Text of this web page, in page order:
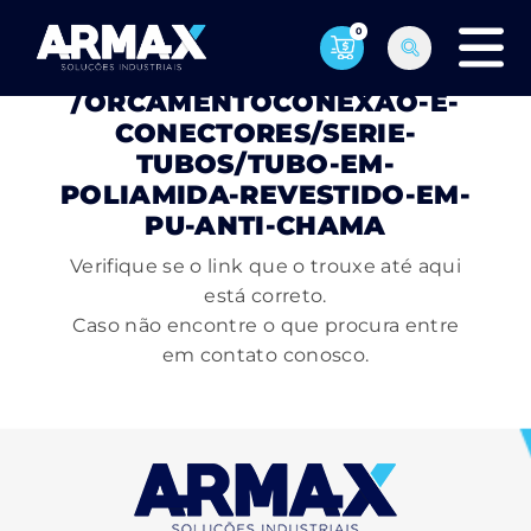
0
PÁGINA NÃO ENCONTRADA
/ORCAMENTOCONEXAO-E-
CONECTORES/SERIE-
TUBOS/TUBO-EM-
POLIAMIDA-REVESTIDO-EM-
PU-ANTI-CHAMA
Verifique se o link que o trouxe até aqui
está correto.
Caso não encontre o que procura entre
em contato conosco.